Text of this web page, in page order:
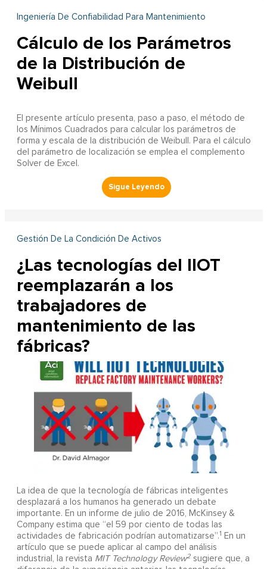
Ingeniería De Confiabilidad Para Mantenimiento
Cálculo de los Parámetros
de la Distribución de
Weibull
El presente artículo presenta, paso a paso, el método de
los Mínimos Cuadrados para calcular los parámetros de
forma y escala de la distribución de Weibull. Para el cálculo
del parámetro de localización se emplea el complemento
Solver de Excel.
Gestión De La Condición De Activos
¿Las tecnologías del IIOT
reemplazarán a los
trabajadores de
mantenimiento de las
fábricas?
La idea de que la tecnología de fábricas inteligentes
desplazará a los humanos ha generado un debate
importante. En un informe de julio de 2016, McKinsey &
Company estima que “el 59 por ciento de todas las
actividades de fabricación podrían automatizarse”.1
En un
artículo que se puede aplicar al campo del análisis
industrial, la revista MIT Technology Review2sugiere que, a